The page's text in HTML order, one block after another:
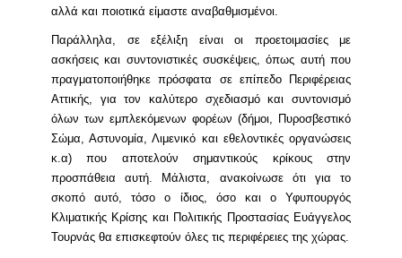
αλλά και ποιοτικά είμαστε αναβαθμισμένοι.
Παράλληλα, σε εξέλιξη είναι οι προετοιμασίες με
ασκήσεις και συντονιστικές συσκέψεις, όπως αυτή που
πραγματοποιήθηκε πρόσφατα σε επίπεδο Περιφέρειας
Αττικής, για τον καλύτερο σχεδιασμό και συντονισμό
όλων των εμπλεκόμενων φορέων (δήμοι, Πυροσβεστικό
Σώμα, Αστυνομία, Λιμενικό και εθελοντικές οργανώσεις
κ.α) που αποτελούν σημαντικούς κρίκους στην
προσπάθεια αυτή. Μάλιστα, ανακοίνωσε ότι για το
σκοπό αυτό, τόσο ο ίδιος, όσο και ο Υφυπουργός
Κλιματικής Κρίσης και Πολιτικής Προστασίας Ευάγγελος
Τουρνάς θα επισκεφτούν όλες τις περιφέρειες της χώρας.